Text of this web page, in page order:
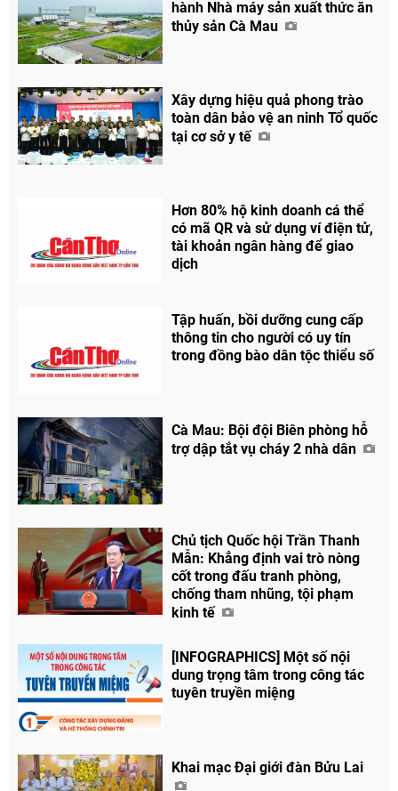
hành Nhà máy sản xuất thức ăn
thủy sản Cà Mau
Xây dựng hiệu quả phong trào
toàn dân bảo vệ an ninh Tổ quốc
tại cơ sở y tế
Hơn 80% hộ kinh doanh cá thể
có mã QR và sử dụng ví điện tử,
tài khoản ngân hàng để giao
dịch
Tập huấn, bồi dưỡng cung cấp
thông tin cho người có uy tín
trong đồng bào dân tộc thiểu số
Cà Mau: Bội đội Biên phòng hỗ
trợ dập tắt vụ cháy 2 nhà dân
Chủ tịch Quốc hội Trần Thanh
Mẫn: Khẳng định vai trò nòng
cốt trong đấu tranh phòng,
chống tham nhũng, tội phạm
kinh tế
[INFOGRAPHICS] Một số nội
dung trọng tâm trong công tác
tuyên truyền miệng
Khai mạc Đại giới đàn Bửu Lai